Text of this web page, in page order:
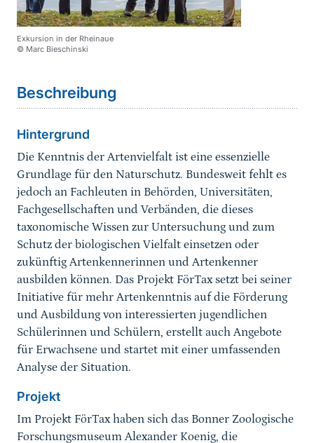
Exkursion in der Rheinaue
© Marc Bieschinski
Sprungmarke
Beschreibung
Hintergrund
Die Kenntnis der Artenvielfalt ist eine essenzielle
Grundlage für den Naturschutz. Bundesweit fehlt es
jedoch an Fachleuten in Behörden, Universitäten,
Fachgesellschaften und Verbänden, die dieses
taxonomische Wissen zur Untersuchung und zum
Schutz der biologischen Vielfalt einsetzen oder
zukünftig Artenkennerinnen und Artenkenner
ausbilden können. Das Projekt FörTax setzt bei seiner
Initiative für mehr Artenkenntnis auf die Förderung
und Ausbildung von interessierten jugendlichen
Schülerinnen und Schülern, erstellt auch Angebote
für Erwachsene und startet mit einer umfassenden
Analyse der Situation.
Projekt
Im Projekt FörTax haben sich das Bonner Zoologische
Forschungsmuseum Alexander Koenig, die